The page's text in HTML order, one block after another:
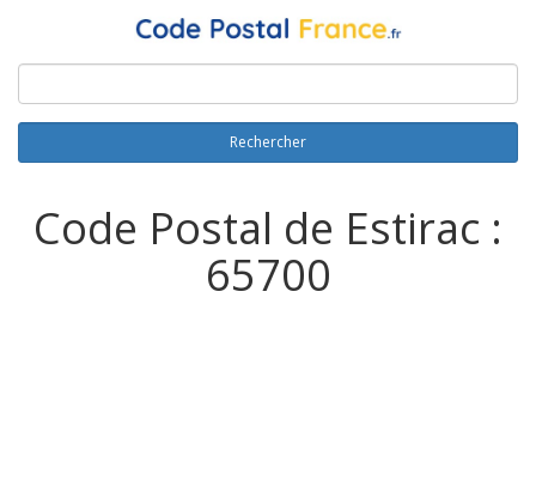
Rechercher
Code Postal de Estirac :
65700